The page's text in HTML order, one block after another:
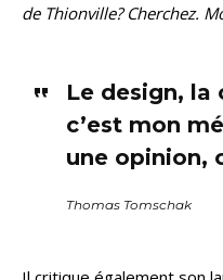
de Thionville? Cherchez.
Le design, la
c’est mon
une opinion,
Thomas Tomschak